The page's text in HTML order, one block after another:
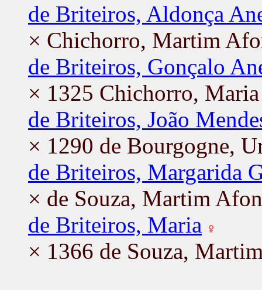
de Briteiros, Aldonça
× Chichorro, Martim
de Briteiros, Gonçalo
× 1325 Chichorro,
de Briteiros, João
× 1290 de Bourgogne,
de Briteiros, Margarida
× de Souza, Martim
de Briteiros, Maria
× 1366 de Souza,